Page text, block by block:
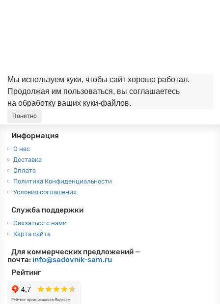
Мы используем куки, чтобы сайт хорошо работал.
Продолжая им пользоваться, вы соглашаетесь
на обработку ваших куки‑файлов.
Понятно
Информация
О нас
Доставка
Оплата
Политика Конфиденциальности
Условия соглашения
Служба поддержки
Связаться с нами
Карта сайта
Для коммерческих предложений —
почта: info@sadovnik-sam.ru
Рейтинг